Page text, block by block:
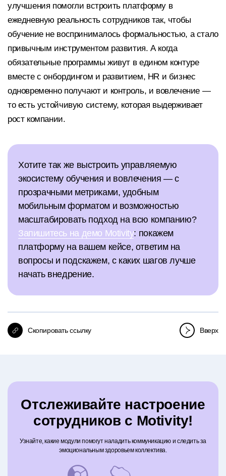
улучшения помогли встроить платформу в
ежедневную реальность сотрудников так, чтобы
обучение не воспринималось формальностью, а стало
привычным инструментом развития. А когда
обязательные программы живут в едином контуре
вместе с онбордингом и развитием, HR и бизнес
одновременно получают и контроль, и вовлечение —
то есть устойчивую систему, которая выдерживает
рост компании.​
Хотите так же выстроить управляемую
экосистему обучения и вовлечения — с
прозрачными метриками, удобным
мобильным форматом и возможностью
масштабировать подход на всю компанию?
Запишитесь на демо Motivity: покажем
платформу на вашем кейсе, ответим на
вопросы и подскажем, с каких шагов лучше
начать внедрение.​
Скопировать ссылку Вверх
Отслеживайте настроение
сотрудников с Motivity!
Узнайте, какие модули помогут наладить коммуникацию и следить за
эмоциональным здоровьем коллектива.